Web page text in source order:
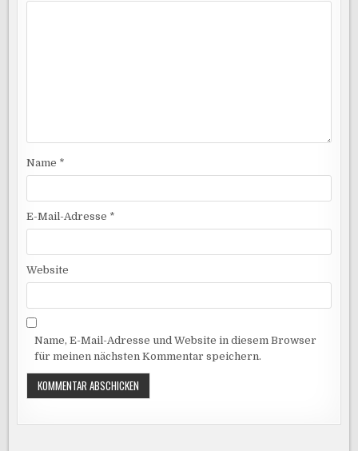
Name *
E-Mail-Adresse *
Website
Name, E-Mail-Adresse und Website in diesem Browser
für meinen nächsten Kommentar speichern.